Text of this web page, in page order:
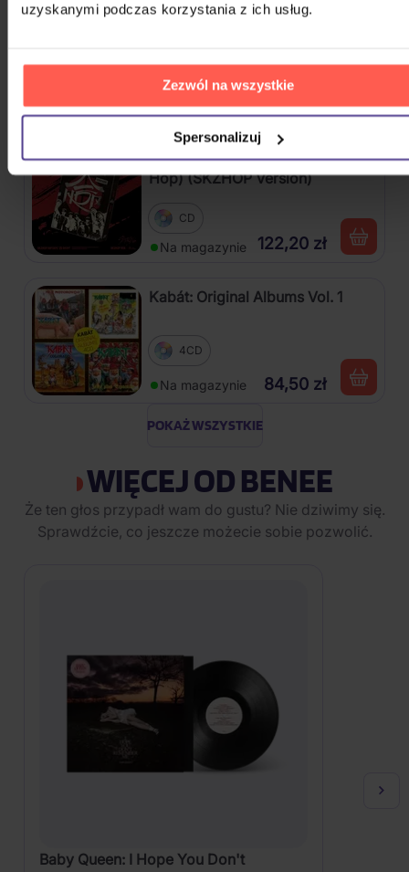
uzyskanymi podczas korzystania z ich usług.
Zezwól na wszystkie
Spersonalizuj
Katseye: Beautiful Chaos
CD
Na magazynie 122,20 zł
Stray Kids: SKZHOP HIPTAPE(合
Hop) (SKZHOP Version)
CD
Na magazynie 122,20 zł
Kabát: Original Albums Vol. 1
4CD
Na magazynie 84,50 zł
POKAŻ WSZYSTKIE
WIĘCEJ OD BENEE
Że ten głos przypadł wam do gustu? Nie dziwimy się.
Sprawdźcie, co jeszcze możecie sobie pozwolić.
Baby Queen: I Hope You Don't